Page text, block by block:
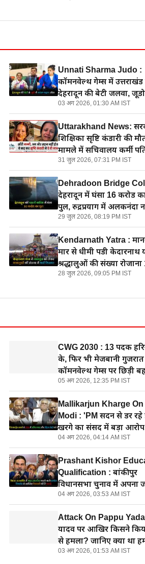
Unnati Sharma Judo :
कॉमनवेल्थ गेम्स में
देहरादून की बेटी जलवा,
कांस्य पदक जीतकर बढाया
मान
03 अग 2026, 01:30 AM IST
Uttarakhand News:
शिक्षिका सृष्टि कंडारी की
मामले में सचिवालय कर्मी
तीन पर केस, जांच शुरू
31 जुल 2026, 07:31 PM IST
Dehradoon Bridge
देहरादून में घंसा 16 करोड
पुल, रुद्रप्रयाग में अलकनंदा
के निशान पर, उत्तराखंड में
बारिश
29 जुल 2026, 08:19 PM IST
Kendarnath Yatra :
मार से धीमी पडी केदारनाथ
श्रद्धालुओं की संख्या
भी कम
28 जुल 2026, 09:05 PM IST
CWG 2030 : 13 पदक
के, फिर भी मेजबानी
कॉमनवेल्थ गेम्स पर छिड़ी
05 अग 2026, 12:35 PM IST
Mallikarjun Kharge On
Modi : 'PM सदन से डर
खरगे का संसद में बड़ा
पर भी साधा निशाना
04 अग 2026, 04:14 AM IST
Prashant Kishor
Qualification : बांकीपुर
विधानसभा चुनाव में अपना
दिखाने वाले प्रशांत किशोर
कितनी पढाई की है, जानिए
04 अग 2026, 03:53 AM IST
Attack On Pappu
यादव पर आखिर किसने
से हमला? जानिए क्या था
पीछे का मकसद
03 अग 2026, 01:53 AM IST